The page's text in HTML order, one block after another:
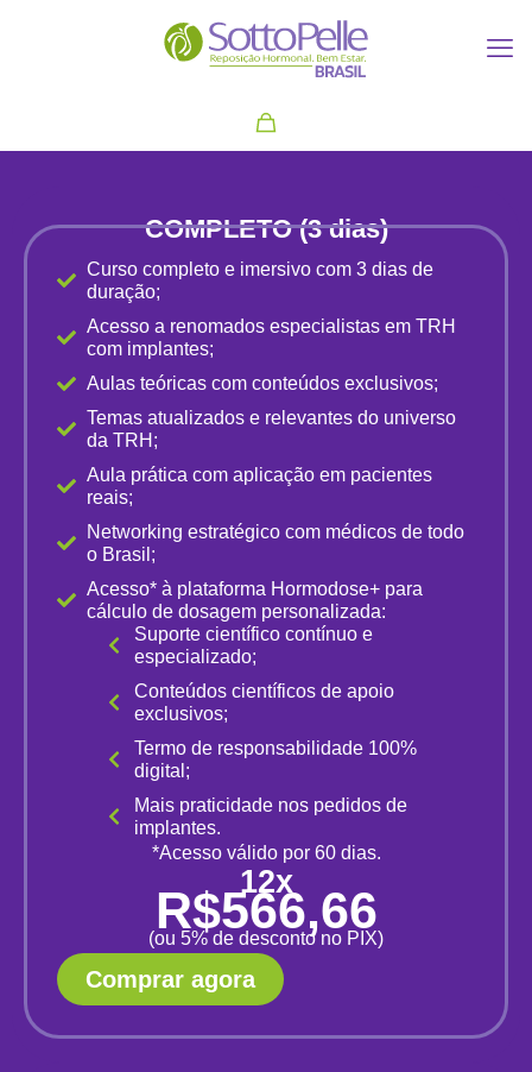
COMPLETO (3 dias)
Curso completo e imersivo com 3 dias de
duração;
Acesso a renomados especialistas em TRH
com implantes;
Aulas teóricas com conteúdos exclusivos;
Temas atualizados e relevantes do universo
da TRH;
Aula prática com aplicação em pacientes
reais;
Networking estratégico com médicos de todo
o Brasil;
Acesso* à plataforma Hormodose+ para
cálculo de dosagem personalizada:
Suporte científico contínuo e
especializado;
Conteúdos científicos de apoio
exclusivos;
Termo de responsabilidade 100%
digital;
Mais praticidade nos pedidos de
implantes.
*Acesso válido por 60 dias.
12x
R$566,66
(ou 5% de desconto no PIX)
Comprar agora